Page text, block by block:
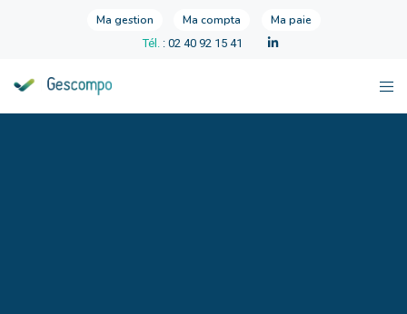
Ma gestion Ma compta Ma paie
Tél. : 02 40 92 15 41